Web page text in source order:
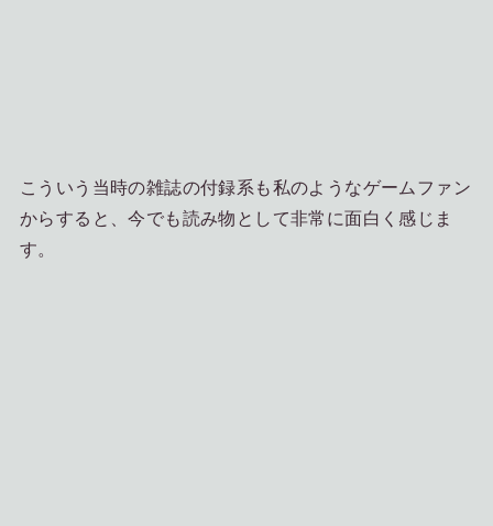
こういう当時の雑誌の付録系も私のようなゲームファン
からすると、今でも読み物として非常に面白く感じま
す。